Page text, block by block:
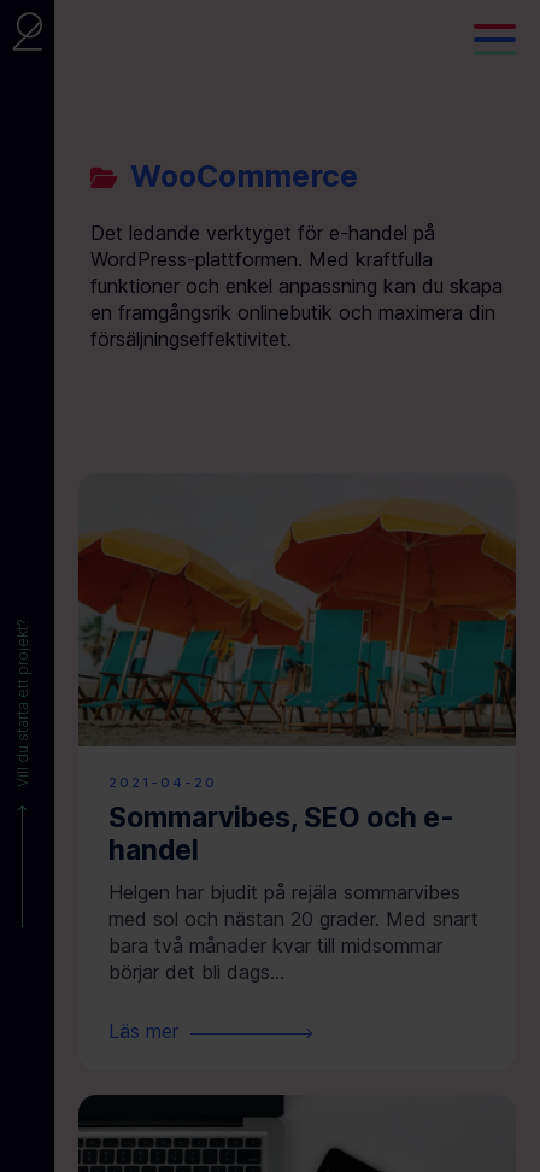
Vill du starta ett projekt?
WooCommerce
Det ledande verktyget för e-handel på
WordPress-plattformen. Med kraftfulla
funktioner och enkel anpassning kan du skapa
en framgångsrik onlinebutik och maximera din
försäljningseffektivitet.
2021-04-20
Sommarvibes, SEO och e-
handel
Helgen har bjudit på rejäla sommarvibes
med sol och nästan 20 grader. Med snart
bara två månader kvar till midsommar
börjar det bli dags...
Läs mer